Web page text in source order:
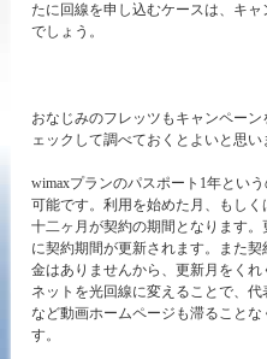
たに回線を申し込むケースは、キ
でしょう。
おなじみのフレッツもキャンペー
ェックして調べておくとよいと思い
wimaxプランのパスポート1年とい
可能です。利用を始めた月、もしく
十二ヶ月が契約の期間となります
に契約期間が更新されます。また
金はありませんから、更新月をくれ
ネットを光回線に変えることで、
など動画ホームページも滞ること
す。